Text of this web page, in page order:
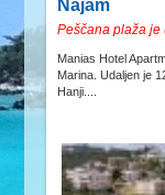
Najam
Peščana plaža je
Manias Hotel
Marina. Udaljen je
Hanji....